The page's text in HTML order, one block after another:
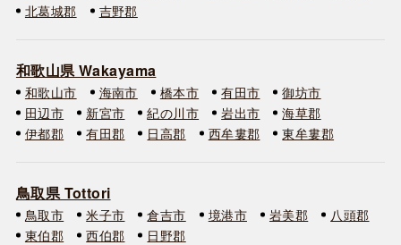
北葛城郡
吉野郡
和歌山県 Wakayama
和歌山市 海南市 橋本市 有田市
御坊市
田辺市
新宮市 紀の川市 岩出市
海草郡
伊都郡
有田郡 日高郡 西牟婁郡 東牟婁郡
鳥取県 Tottori
鳥取市 米子市 倉吉市 境港市 岩美郡
八頭郡
東伯郡
西伯郡 日野郡